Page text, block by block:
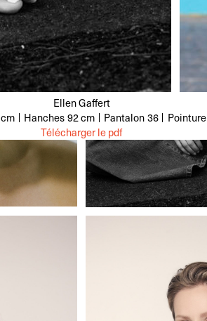
Ellen Gaffert
Hanches92 cm Pantalon36 Pointure
Télécharger le pdf